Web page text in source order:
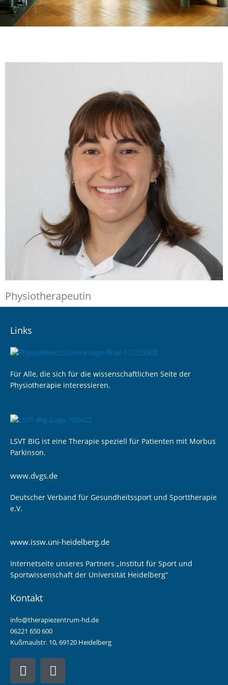
Physiotherapeutin
Links
Für Alle, die sich für die wissenschaftlichen Seite der
Physiotherapie interessieren.
LSVT BIG ist eine Therapie speziell für Patienten mit Morbus
Parkinson.
www.dvgs.de
Deutscher Verband für Gesundheitssport und Sporttherapie
e.V.
www.issw.uni-heidelberg.de
Internetseite unseres Partners „Institut für Sport und
Sportwissenschaft der Universität Heidelberg“
Kontakt
info@therapiezentrum-hd.de
06221 650 600
Kußmaulstr. 10, 69120 Heidelberg
F
a
I
n